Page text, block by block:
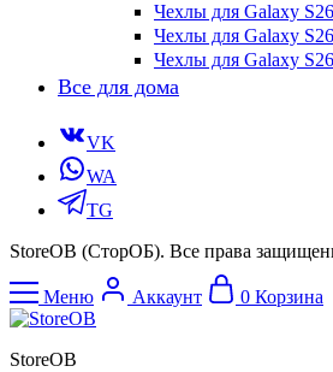
Чехлы для Galaxy
Чехлы для Galaxy
Чехлы для Galaxy S26
Все для дома
VK
WA
TG
StoreOB (CторОБ). Все права
Меню Аккаунт 0 Корзина
StoreOB